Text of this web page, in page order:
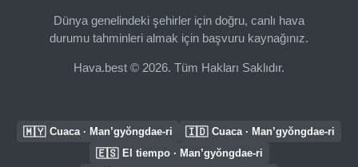
Dünya genelindeki şehirler için doğru, canlı hava
durumu tahminleri almak için başvuru kaynağınız.
Hava.best © 2026. Tüm Hakları Saklıdır.
🇲🇾 Cuaca · Man’gyŏngdae-ri 🇮🇩 Cuaca · Man’gyŏngdae-ri
🇪🇸 El tiempo · Man’gyŏngdae-ri